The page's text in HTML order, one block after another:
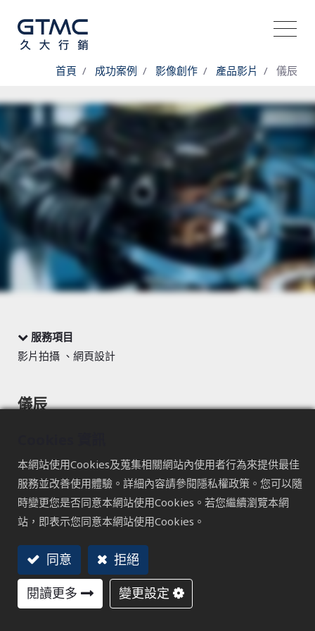
首頁 成功案例 影像創作 產品影片 儀辰
服務項目
影片拍攝 、網頁設計
儀辰
TAICHUNG
407 台中市西屯區文心路三段241號17樓
本網站使用Cookies及蒐集相關網站內使用者行為來提供最佳
服務並改善使用體驗。詳細內容請參閱隱私權政策。您可以隨
時變更您是否同意本網站使用Cookies。若您繼續瀏覽本網
站，即表示您同意本網站使用Cookies。
同意
拒絕
閱讀更多
變更設定